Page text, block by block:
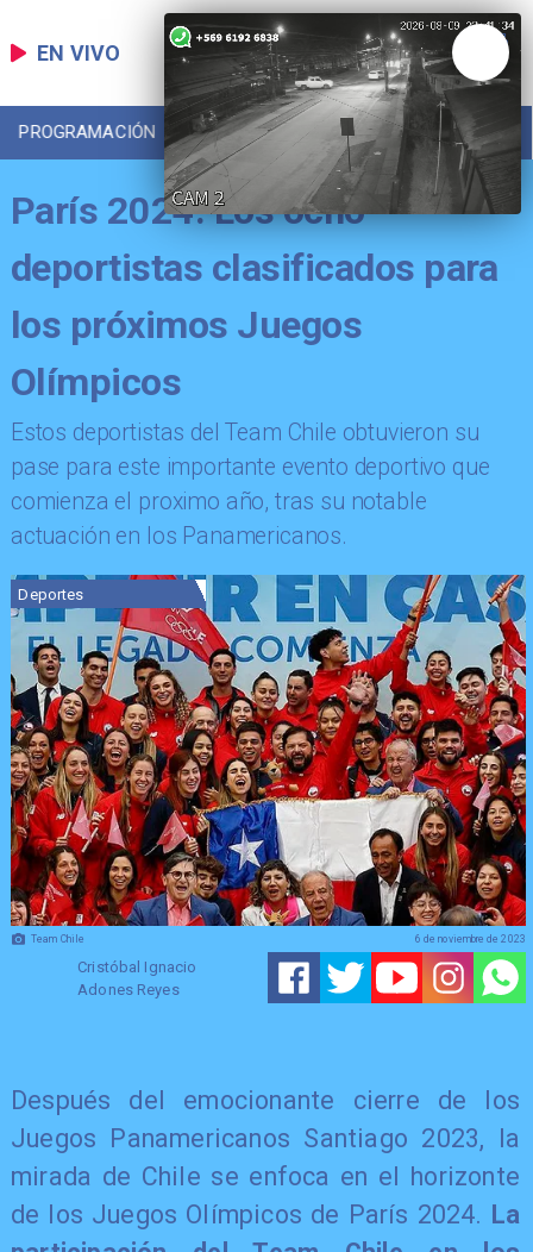
EN VIVO
PROGRAMACIÓN LOCAL DEPORTES
París 2024: Los ocho
deportistas clasificados para
los próximos Juegos
Olímpicos
​Estos deportistas del Team Chile obtuvieron su
pase para este importante evento deportivo que
comienza el proximo año, tras su notable
actuación en los Panamericanos.
Team Chile
Deportes
Cristóbal Ignacio
Adones Reyes
6 de noviembre de 2023
​Después del emocionante cierre de los
Juegos Panamericanos Santiago 2023, la
mirada de Chile se enfoca en el horizonte
de los Juegos Olímpicos de París 2024. La